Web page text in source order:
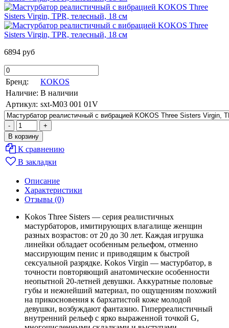
6894 руб
Бренд:
KOKOS
Наличие: В наличии
Артикул: sxt-M03 001 01V
К сравнению
В закладки
Описание
Характеристики
Отзывы (0)
Kokos Three Sisters — серия реалистичных
мастурбаторов, имитирующих влагалище женщин
разных возрастов: от 20 до 30 лет. Каждая игрушка
линейки обладает особенным рельефом, отменно
массирующим пенис и приводящим к быстрой
сексуальной разрядке. Kokos Virgin — мастурбатор, в
точности повторяющий анатомические особенности
неопытной 20-летней девушки. Аккуратные половые
губы и нежнейший материал, по ощущениям похожий
на прикосновения к бархатистой коже молодой
девушки, возбуждают фантазию. Гиперреалистичный
внутренний рельеф с ярко выраженной точкой G,